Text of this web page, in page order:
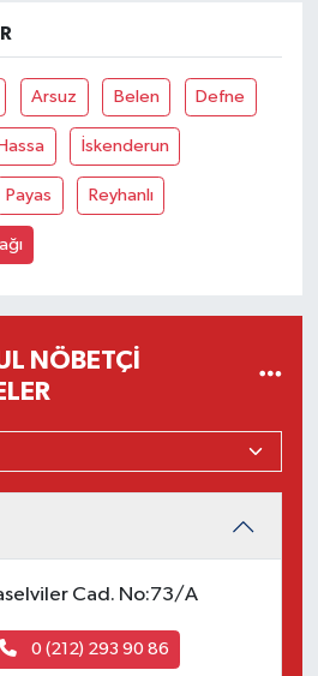
Arsuz Belen Defne
Hassa İskenderun
Payas Reyhanlı
NÖBETÇI
Cad. No:73/A
0 (212) 293 90 86